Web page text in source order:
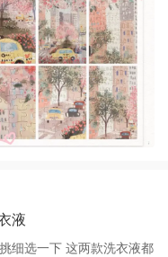
液
细选一下 这两款洗衣液都